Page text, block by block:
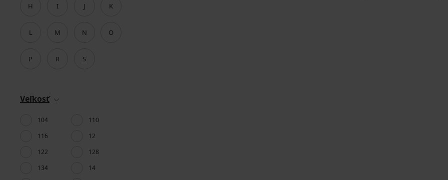
H I J K
L M N O
P R S
Veľkosť
104
110
116
12
122
128
134
14